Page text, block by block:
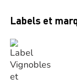
Labels et